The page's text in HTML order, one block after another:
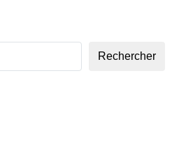
Rechercher